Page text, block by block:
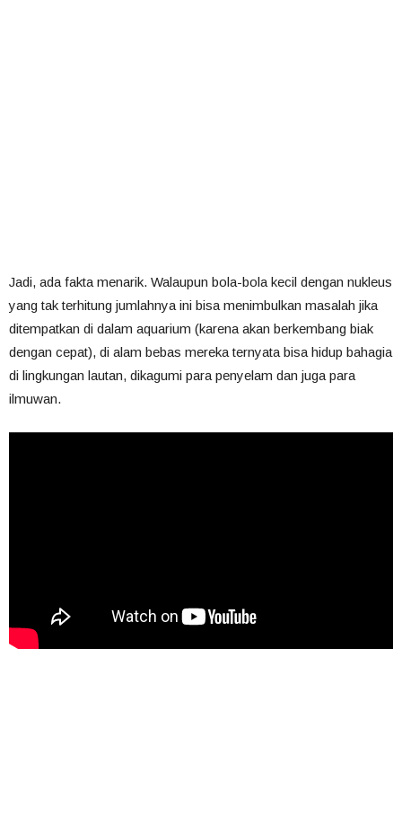
Jadi, ada fakta menarik. Walaupun bola-bola kecil dengan nukleus
yang tak terhitung jumlahnya ini bisa menimbulkan masalah jika
ditempatkan di dalam aquarium (karena akan berkembang biak
dengan cepat), di alam bebas mereka ternyata bisa hidup bahagia
di lingkungan lautan, dikagumi para penyelam dan juga para
ilmuwan.